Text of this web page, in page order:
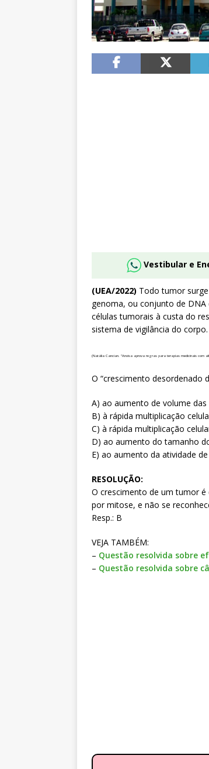
Vestibular e
(UEA/2022) Todo tumor
genoma, ou conjunto de
células tumorais à custa do
sistema de vigilância do corpo.
(Natália Cancian. “Anvisa aprova regras para terapias medicinais com
O “crescimento desordenado
A) ao aumento de volume das
B) à rápida multiplicação
C) à rápida multiplicação
D) ao aumento do tamanho
E) ao aumento da atividade
RESOLUÇÃO:
O crescimento de um tumor
por mitose, e não se
Resp.: B
VEJA TAMBÉM:
– Questão resolvida sobre
– Questão resolvida sobre